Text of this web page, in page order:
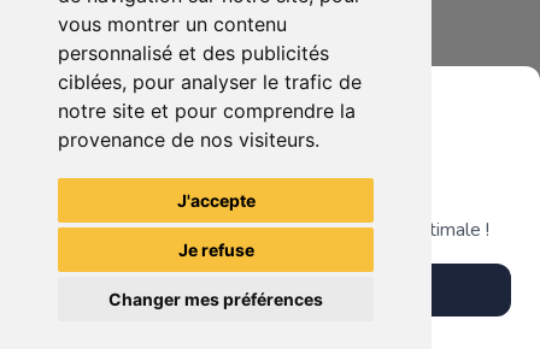
vous montrer un contenu
personnalisé et des publicités
ciblées, pour analyser le trafic de
notre site et pour comprendre la
provenance de nos visiteurs.
J'accepte
Je refuse
Changer mes préférences
0
wii nintendo
Voir tous les articles du vendeur
Grenier du Geek
Télécharge notre app pour une expérience optimale !
Télécharger l'app